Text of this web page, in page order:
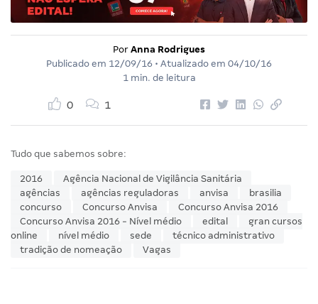
Por Anna Rodrigues
Publicado em 12/09/16 • Atualizado em 04/10/16
1 min. de leitura
0 1
Tudo que sabemos sobre:
2016
Agência Nacional de Vigilância Sanitária
agências
agências reguladoras anvisa
brasilia
concurso
Concurso Anvisa
Concurso Anvisa 2016
Concurso Anvisa 2016 - Nível médio
edital
gran cursos
online
nível médio sede
técnico administrativo
tradição de nomeação
Vagas